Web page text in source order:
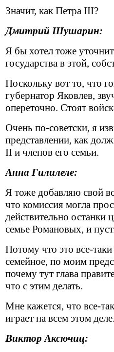
Значит, как Петра III?
Дмитрий Шушарин:
Я бы хотел тоже
государства в этой,
Поскольку вот то, что
губернатор Яковлев,
опереточно. Стоят
Очень по-советски, я
представлении, как
II и членов его семьи.
Анна Гилилеле:
Я тоже добавляю свой
что комиссия могла
действительно останки
семье Романовых, и
Потому что это все-
семейное, по моим
почему тут глава
что с этим делать.
Мне кажется, что все-
играет на всем этом
Виктор Аксючиц: